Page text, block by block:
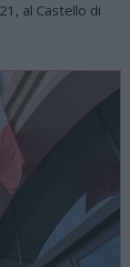
al Castello di